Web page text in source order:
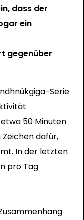
dass der
ein
gegenüber
Serie
50 Minuten
dafür,
In der letzten
pro Tag